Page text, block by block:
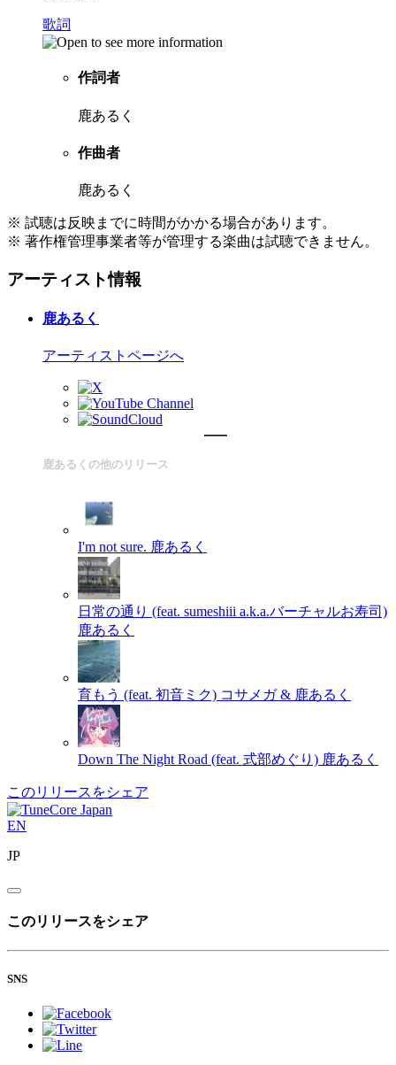
歌詞
作詞者
鹿あるく
作曲者
鹿あるく
※ 試聴は反映までに時間がかかる場合があります。
※ 著作権管理事業者等が管理する楽曲は試聴できません。
アーティスト情報
鹿あるく
アーティストページへ
鹿あるくの他のリリース
I'm not sure. 鹿あるく
日常の通り (feat. sumeshiii a.k.a.バーチャルお寿司)
鹿あるく
育もう (feat. 初音ミク) コサメガ & 鹿あるく
Down The Night Road (feat. 式部めぐり) 鹿あるく
このリリースをシェア
EN
JP
このリリースをシェア
SNS